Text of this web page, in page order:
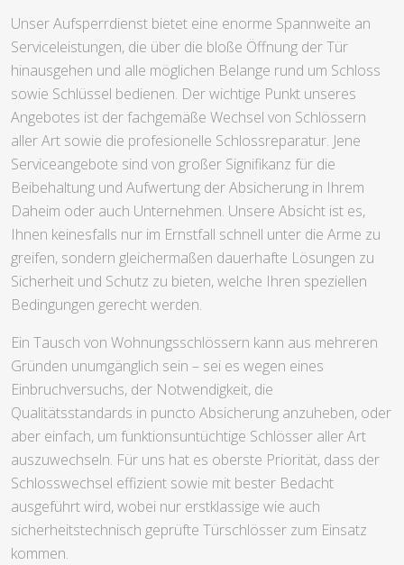
Unser Aufsperrdienst bietet eine enorme Spannweite an
Serviceleistungen, die über die bloße Öffnung der Tür
hinausgehen und alle möglichen Belange rund um Schloss
sowie Schlüssel bedienen. Der wichtige Punkt unseres
Angebotes ist der fachgemäße Wechsel von Schlössern
aller Art sowie die profesionelle Schlossreparatur. Jene
Serviceangebote sind von großer Signifikanz für die
Beibehaltung und Aufwertung der Absicherung in Ihrem
Daheim oder auch Unternehmen. Unsere Absicht ist es,
Ihnen keinesfalls nur im Ernstfall schnell unter die Arme zu
greifen, sondern gleichermaßen dauerhafte Lösungen zu
Sicherheit und Schutz zu bieten, welche Ihren speziellen
Bedingungen gerecht werden.
Ein Tausch von Wohnungsschlössern kann aus mehreren
Gründen unumgänglich sein – sei es wegen eines
Einbruchversuchs, der Notwendigkeit, die
Qualitätsstandards in puncto Absicherung anzuheben, oder
aber einfach, um funktionsuntüchtige Schlösser aller Art
auszuwechseln. Für uns hat es oberste Priorität, dass der
Schlosswechsel effizient sowie mit bester Bedacht
ausgeführt wird, wobei nur erstklassige wie auch
sicherheitstechnisch geprüfte Türschlösser zum Einsatz
kommen.